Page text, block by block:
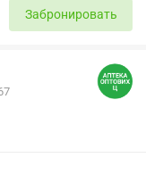
Забронировать